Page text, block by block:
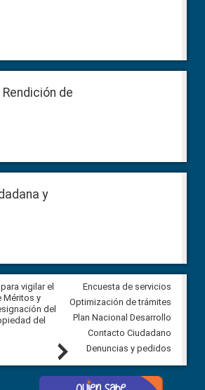
de
y
vigilar el
Méritos y
del
del
Veeduría Ciudadana para
construcción del asfaltado de
Ballenita del cantón Santa
7 agosto, 2026
Next
Encuesta de servicios
Optimización de trámites
Plan Nacional Desarrollo
Contacto Ciudadano
Denuncias y pedidos